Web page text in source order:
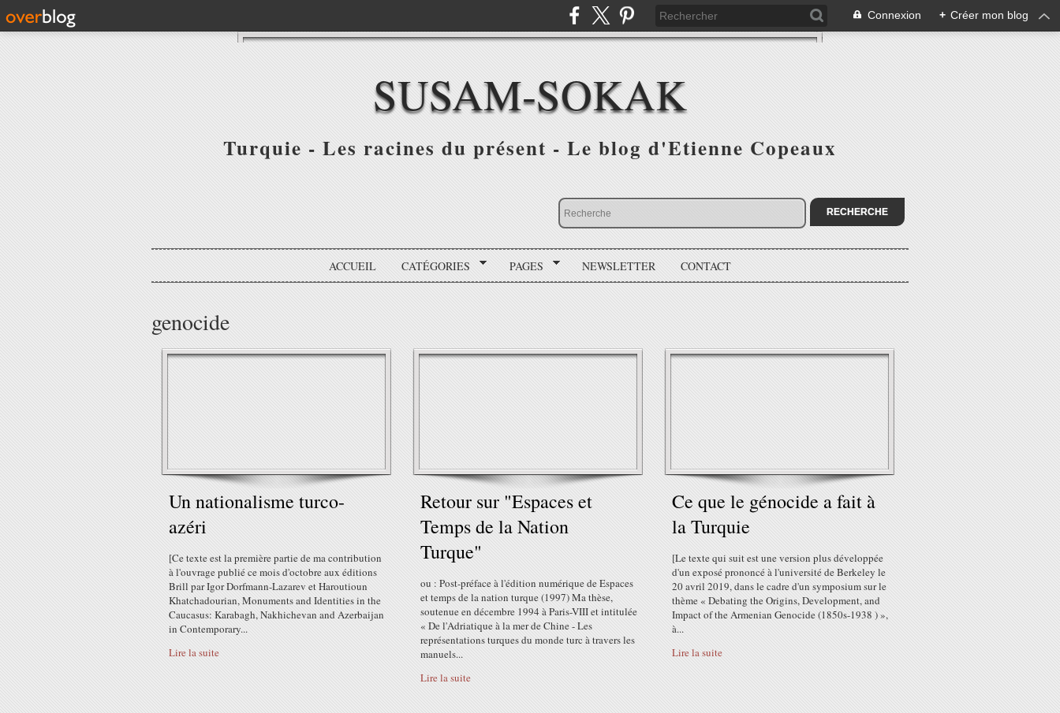
Connexion + Créer mon blog
SUSAM-SOKAK
Turquie - Les racines du présent - Le blog d'Etienne Copeaux
ACCUEIL CATÉGORIES PAGES NEWSLETTER CONTACT
genocide
Un nationalisme turco-
azéri
[Ce texte est la première partie de ma contribution
à l'ouvrage publié ce mois d'octobre aux éditions
Brill par Igor Dorfmann-Lazarev et Haroutioun
Khatchadourian, Monuments and Identities in the
Caucasus: Karabagh, Nakhichevan and Azerbaijan
in Contemporary...
Lire la suite
Retour sur "Espaces et
Temps de la Nation
Turque"
ou : Post-préface à l'édition numérique de Espaces
et temps de la nation turque (1997) Ma thèse,
soutenue en décembre 1994 à Paris-VIII et intitulée
« De l'Adriatique à la mer de Chine - Les
représentations turques du monde turc à travers les
manuels...
Lire la suite
Ce que le génocide a fait à
la Turquie
[Le texte qui suit est une version plus développée
d'un exposé prononcé à l'université de Berkeley le
20 avril 2019, dans le cadre d'un symposium sur le
thème « Debating the Origins, Development, and
Impact of the Armenian Genocide (1850s-1938 ) »,
à...
Lire la suite